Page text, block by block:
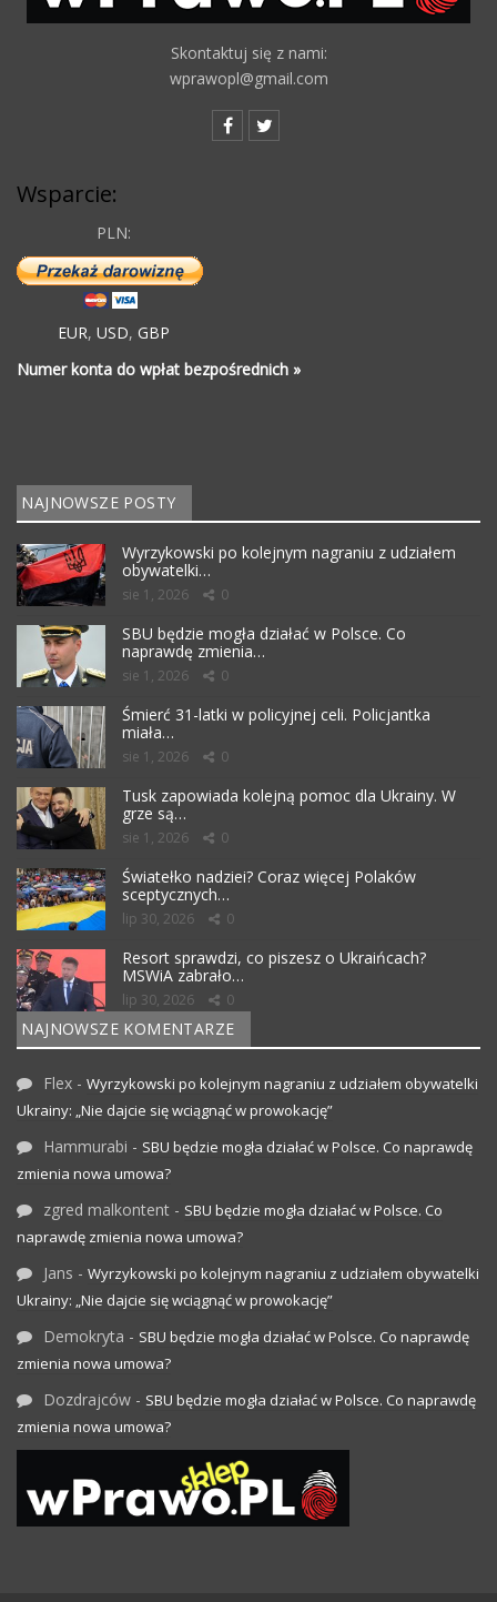
Skontaktuj się z nami:
wprawopl@gmail.com
Wsparcie:
PLN:
EUR, USD, GBP
Numer konta do wpłat bezpośrednich »
NAJNOWSZE POSTY
Wyrzykowski po kolejnym nagraniu z udziałem
obywatelki…
sie 1, 2026 0
SBU będzie mogła działać w Polsce. Co
naprawdę zmienia…
sie 1, 2026 0
Śmierć 31-latki w policyjnej celi. Policjantka
miała…
sie 1, 2026 0
Tusk zapowiada kolejną pomoc dla Ukrainy. W
grze są…
sie 1, 2026 0
Światełko nadziei? Coraz więcej Polaków
sceptycznych…
lip 30, 2026 0
Resort sprawdzi, co piszesz o Ukraińcach?
MSWiA zabrało…
lip 30, 2026 0
NAJNOWSZE KOMENTARZE
Flex - Wyrzykowski po kolejnym nagraniu z udziałem obywatelki
Ukrainy: „Nie dajcie się wciągnąć w prowokację”
Hammurabi - SBU będzie mogła działać w Polsce. Co naprawdę
zmienia nowa umowa?
zgred malkontent - SBU będzie mogła działać w Polsce. Co
naprawdę zmienia nowa umowa?
Jans - Wyrzykowski po kolejnym nagraniu z udziałem obywatelki
Ukrainy: „Nie dajcie się wciągnąć w prowokację”
Demokryta - SBU będzie mogła działać w Polsce. Co naprawdę
zmienia nowa umowa?
Dozdrajców - SBU będzie mogła działać w Polsce. Co naprawdę
zmienia nowa umowa?